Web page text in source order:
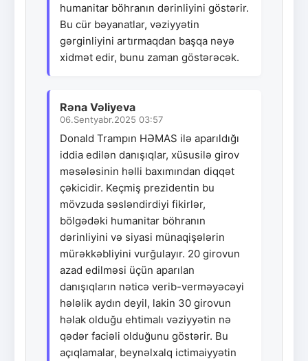
humanitar böhranın dərinliyini göstərir.
Bu cür bəyanatlar, vəziyyətin
gərginliyini artırmaqdan başqa nəyə
xidmət edir, bunu zaman göstərəcək.
Rəna Vəliyeva
06.Sentyabr.2025 03:57
Donald Trampın HƏMAS ilə aparıldığı
iddia edilən danışıqlar, xüsusilə girov
məsələsinin həlli baxımından diqqət
çəkicidir. Keçmiş prezidentin bu
mövzuda səsləndirdiyi fikirlər,
bölgədəki humanitar böhranın
dərinliyini və siyasi münaqişələrin
mürəkkəbliyini vurğulayır. 20 girovun
azad edilməsi üçün aparılan
danışıqların nəticə verib-verməyəcəyi
hələlik aydın deyil, lakin 30 girovun
həlak olduğu ehtimalı vəziyyətin nə
qədər faciəli olduğunu göstərir. Bu
açıqlamalar, beynəlxalq ictimaiyyətin